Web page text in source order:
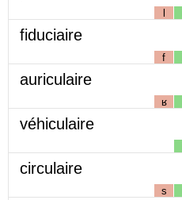
l
fiduciaire
f
auriculaire
ʁ
véhiculaire
circulaire
s